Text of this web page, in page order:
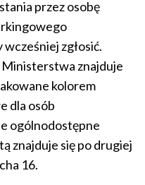
przez osobę
zgłosić.
znajduje
kolorem
dla osób
ogólnodostępne
znajduje się po drugiej
16.